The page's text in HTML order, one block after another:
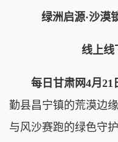
绿洲启源·沙漠
线上线
每日甘肃网4月21
勤县昌宁镇的荒漠边
与风沙赛跑的绿色守